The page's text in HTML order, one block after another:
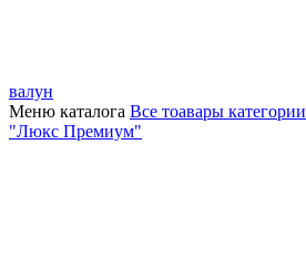
валун
Меню каталога Все тоавары категории
"Люкс Премиум"